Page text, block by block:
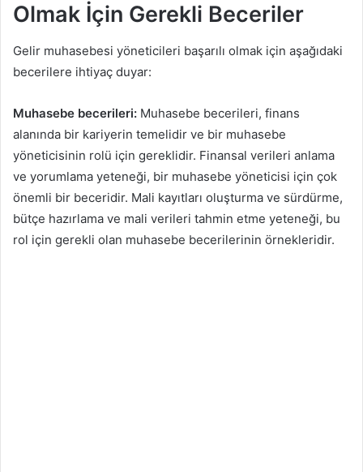
Olmak İçin Gerekli Beceriler
Gelir muhasebesi yöneticileri başarılı olmak için aşağıdaki
becerilere ihtiyaç duyar:
Muhasebe becerileri: Muhasebe becerileri, finans
alanında bir kariyerin temelidir ve bir muhasebe
yöneticisinin rolü için gereklidir. Finansal verileri anlama
ve yorumlama yeteneği, bir muhasebe yöneticisi için çok
önemli bir beceridir. Mali kayıtları oluşturma ve sürdürme,
bütçe hazırlama ve mali verileri tahmin etme yeteneği, bu
rol için gerekli olan muhasebe becerilerinin örnekleridir.